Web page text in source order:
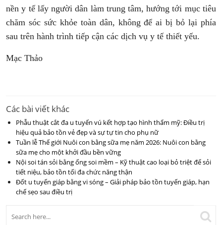
nền y tế lấy người dân làm trung tâm, hướng tới mục tiêu
chăm sóc sức khỏe toàn dân, không để ai bị bỏ lại phía
sau trên hành trình tiếp cận các dịch vụ y tế thiết yếu.
Mạc Thảo
Các bài viết khác
Phẫu thuật cắt đa u tuyến vú kết hợp tạo hình thẩm mỹ: Điều trị
hiệu quả bảo tồn vẻ đẹp và sự tự tin cho phụ nữ
Tuần lễ Thế giới Nuôi con bằng sữa mẹ năm 2026: Nuôi con bằng
sữa mẹ cho một khởi đầu bền vững
Nội soi tán sỏi bằng ống soi mềm – Kỹ thuật cao loại bỏ triệt để sỏi
tiết niệu, bảo tồn tối đa chức năng thận
Đốt u tuyến giáp bằng vi sóng – Giải pháp bảo tồn tuyến giáp, hạn
chế sẹo sau điều trị